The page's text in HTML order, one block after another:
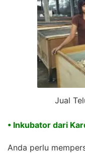
Jual
• Inkubator dari
Anda perlu